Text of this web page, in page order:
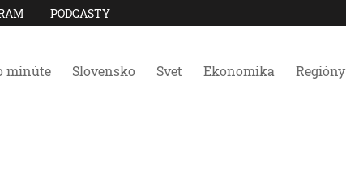
PODCASTY
minúte Slovensko Svet Ekonomika Regióny